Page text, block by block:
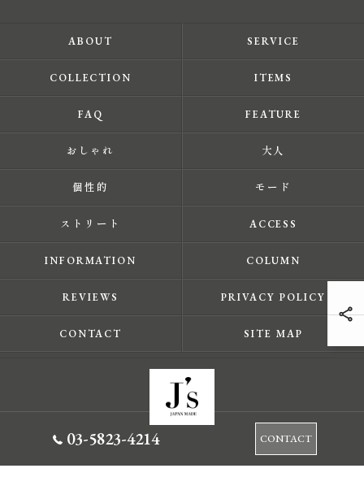
03-5823-4214 CONTACT
ABOUT SERVICE
COLLECTION ITEMS
FAQ FEATURE
おしゃれ 大人
個性的 モード
ストリート ACCESS
INFORMATION COLUMN
REVIEWS PRIVACY POLICY
CONTACT SITE MAP
© 2026 東京都蔵前のセレクトショップならJ's ALL RIGHTS RESERVED.